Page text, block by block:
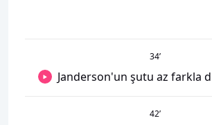
34’
Janderson'un şutu az farkla
42’